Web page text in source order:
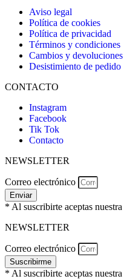
Aviso legal
Política de cookies
Política de privacidad
Términos y condiciones
Cambios y devoluciones
Desistimiento de pedido
CONTACTO
Instagram
Facebook
Tik Tok
Contacto
NEWSLETTER
Correo electrónico
Enviar
* Al suscribirte aceptas nuestra
NEWSLETTER
Correo electrónico
Suscribirme
* Al suscribirte aceptas nuestra